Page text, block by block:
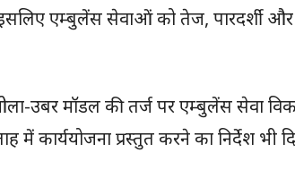
इसलिए एम्बुलेंस सेवाओं को तेज, पारदर्शी
उबर मॉडल की तर्ज पर एम्बुलेंस सेवा
कार्ययोजना प्रस्तुत करने का निर्देश भी